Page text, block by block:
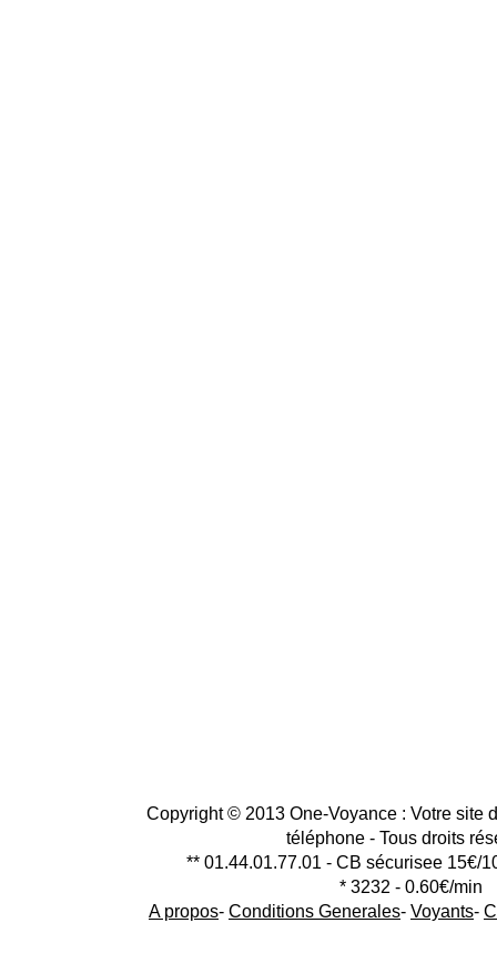
Copyright © 2013 One-Voyance : Votre site
téléphone - Tous droits
** 01.44.01.77.01 - CB sécurisee 15€/
* 3232 - 0.60€/min
A propos- Conditions Generales- Voyants-